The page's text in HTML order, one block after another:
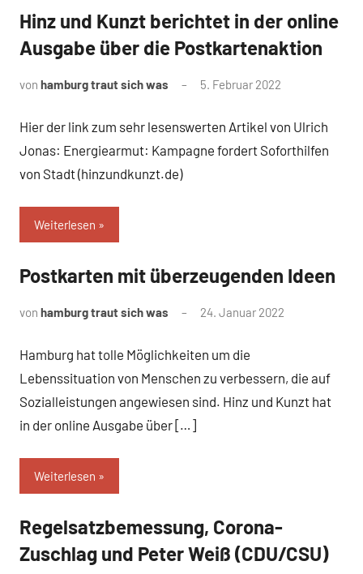
Uncategorized
Hinz und Kunzt berichtet in der online
Ausgabe über die Postkartenaktion
von hamburg traut sich was 5. Februar 2022
Hier der link zum sehr lesenswerten Artikel von Ulrich
Jonas: Energiearmut: Kampagne fordert Soforthilfen
von Stadt (hinzundkunzt.de)
Weiterlesen
Uncategorized
Postkarten mit überzeugenden Ideen
von hamburg traut sich was 24. Januar 2022
Hamburg hat tolle Möglichkeiten um die
Lebenssituation von Menschen zu verbessern, die auf
Sozialleistungen angewiesen sind. Hinz und Kunzt hat
in der online Ausgabe über […]
Weiterlesen
Uncategorized
Regelsatzbemessung, Corona-
Zuschlag und Peter Weiß (CDU/CSU)